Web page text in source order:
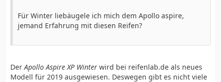
Für Winter liebäugele ich mich dem Apollo aspire,
jemand Erfahrung mit diesen Reifen?
DerApollo Aspire XP Winter wird bei reifenlab.de als neues
Modell für 2019 ausgewiesen. Deswegen gibt es nicht viele